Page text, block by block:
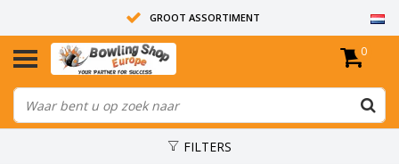
GROOT ASSORTIMENT
14 DAGEN RETOUR RECHT
ALLE BOWLINGBALLEN ZIJN ONGEBOORD
0
FILTERS